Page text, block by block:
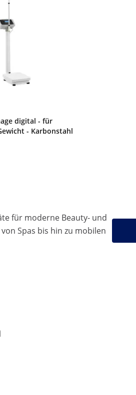
digital - für
- Karbonstahl
für moderne Beauty- und
Spas bis hin zu mobilen